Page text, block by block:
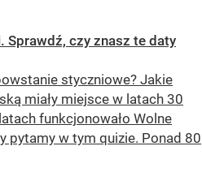
Sprawdź, czy znasz te daty
styczniowe? Jakie
miały miejsce w latach 30
funkcjonowało Wolne
pytamy w tym quizie. Ponad 80